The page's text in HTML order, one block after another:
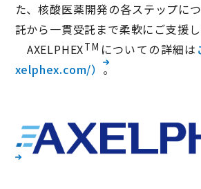
た、核酸医薬開発の各ステップに
託から一貫受託まで柔軟にご支援し
AXELPHEXTM についての詳細は
xelphex.com/） 。